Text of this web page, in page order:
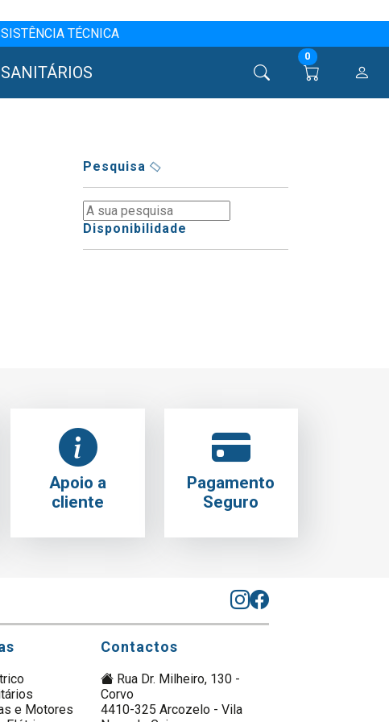
TÉCNICA
0
Pesquisa
Disponibilidade
Apoio a
cliente
Pagamento
Seguro
e Motores
Contactos
Rua Dr. Milheiro, 130 -
Corvo
4410-325 Arcozelo - Vila